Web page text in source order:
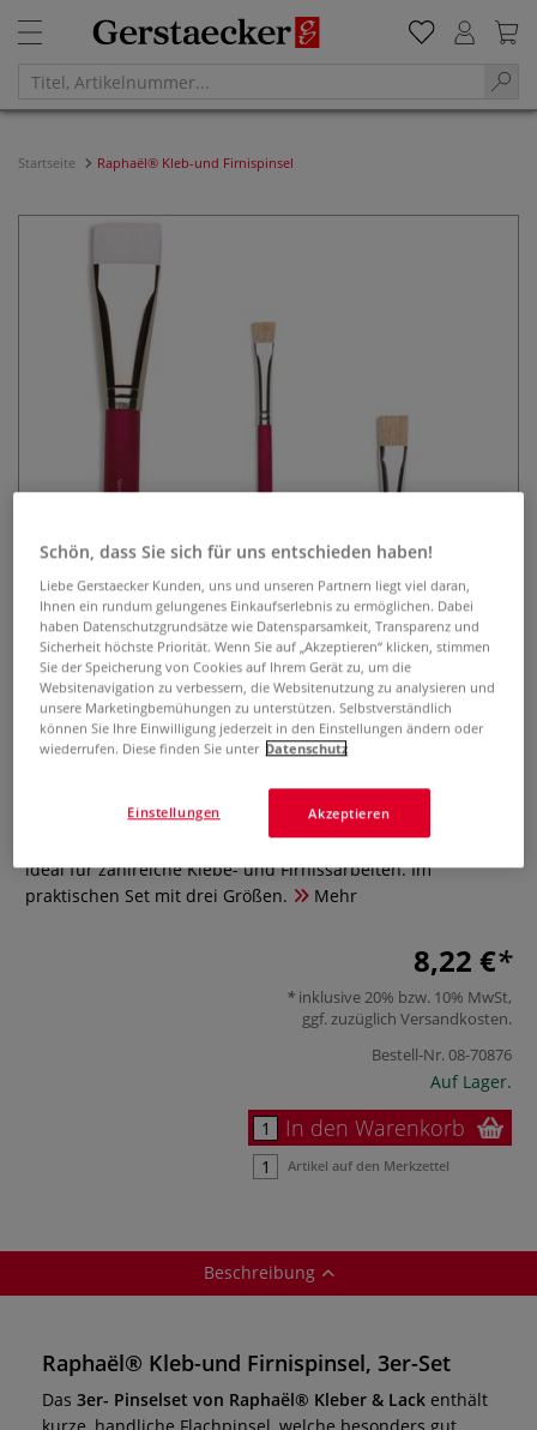
Startseite Raphaël® Kleb-und Firnispinsel
Raphaël® Kleb-und Firnispinsel
0 Bewertungen
Ob Anfänger oder Profi – das Künstlerpinselset eignet sich
ideal für zahlreiche Klebe- und Firnissarbeiten. Im
praktischen Set mit drei Größen.
Mehr
8,22 €
inklusive 20% bzw. 10% MwSt,
ggf. zuzüglich Versandkosten.
Bestell-Nr.08-70876
Auf Lager.
In den Warenkorb
Artikel auf den Merkzettel
Beschreibung
Raphaël® Kleb-und Firnispinsel, 3er-Set
Das 3er- Pinselset von Raphaël® Kleber & Lack enthält
Schön, dass Sie sich für uns entschieden haben!
Liebe Gerstaecker Kunden, uns und unseren Partnern liegt viel daran,
Ihnen ein rundum gelungenes Einkaufserlebnis zu ermöglichen. Dabei
haben Datenschutzgrundsätze wie Datensparsamkeit, Transparenz und
Sicherheit höchste Priorität. Wenn Sie auf „Akzeptieren“ klicken, stimmen
Sie der Speicherung von Cookies auf Ihrem Gerät zu, um die
Websitenavigation zu verbessern, die Websitenutzung zu analysieren und
unsere Marketingbemühungen zu unterstützen. Selbstverständlich
können Sie Ihre Einwilligung jederzeit in den Einstellungen ändern oder
wiederrufen. Diese finden Sie unter Datenschutz
Akzeptieren
Einstellungen